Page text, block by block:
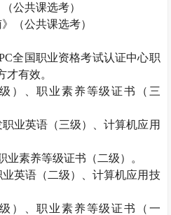
公共课选考）
（公共课选考）
全国职业资格考试认证中心职
才有效。
）、职业素养等级证书（三
业英语（三级）、计算机应用
业素养等级证书（二级）。
英语（二级）、计算机应用技
）、职业素养等级证书（一